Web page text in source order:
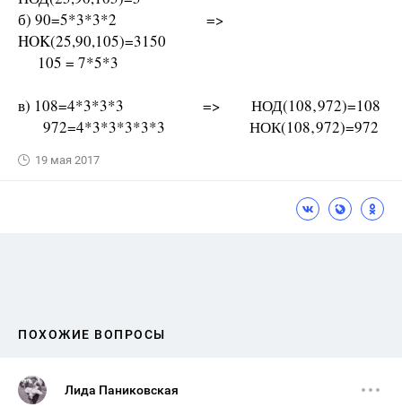
б) 90=5*3*3*2 =>
HOK(25,90,105)=3150
105 = 7*5*3
в) 108=4*3*3*3 => НОД(108‚972)=108
972=4*3*3*3*3*3 НОК(108‚972)=972
19 мая 2017
ПОХОЖИЕ ВОПРОСЫ
Лида Паниковская